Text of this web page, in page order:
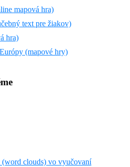
mapová hra)
text pre žiakov)
hra)
(mapové hry)
clouds) vo vyučovaní